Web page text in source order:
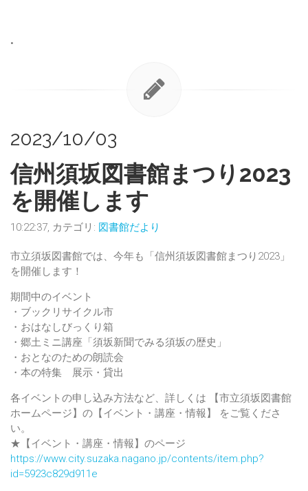
•
2023/10/03
信州須坂図書館まつり2023
を開催します
10:22:37, カテゴリ: 図書館だより
市立須坂図書館では、今年も「信州須坂図書館まつり2023」
を開催します！
期間中のイベント
・ブックリサイクル市
・おはなしびっくり箱
・郷土ミニ講座「須坂新聞でみる須坂の歴史」
・おとなのための朗読会
・本の特集 展示・貸出
各イベントの申し込み方法など、詳しくは 【市立須坂図書館
ホームページ】の【イベント・講座・情報】 をご覧くださ
い。
★【イベント・講座・情報】のページ
https://www.city.suzaka.nagano.jp/contents/item.php?
id=5923c829d911e